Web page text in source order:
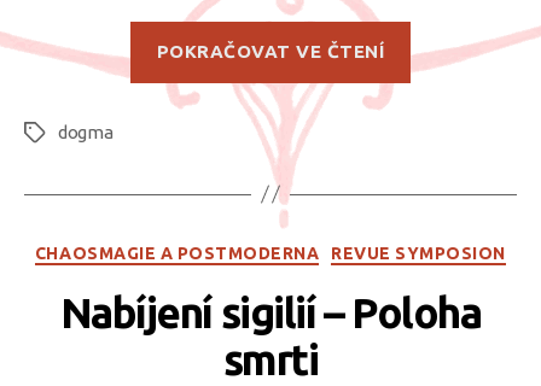
POKRAČOVAT VE ČTENÍ
Štítkydogma
Rubriky
CHAOSMAGIE A POSTMODERNA REVUE SYMPOSION
Nabíjení sigilií – Poloha
smrti